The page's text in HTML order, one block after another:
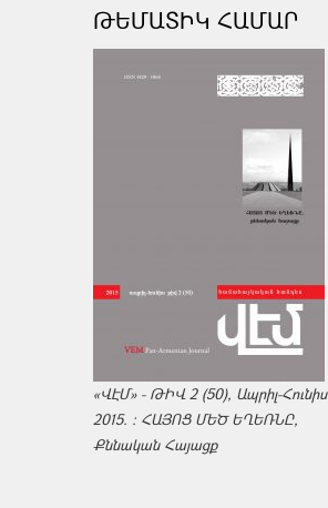
ԹԵՄԱՏԻԿ ՀԱՄԱՐ
«ՎԷՄ» - ԹԻՎ 2 (50), Ապրիլ-Հունիս
2015. : ՀԱՅՈՑ ՄԵԾ ԵՂԵՌՆԸ,
Քննական Հայացք